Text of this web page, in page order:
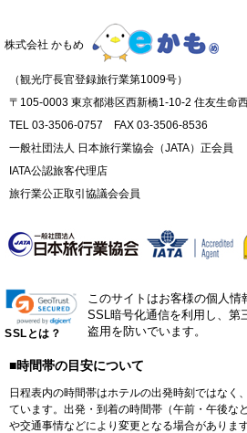
株式会社 かもめ
（観光庁長官登録旅行業第1009号）
〒105-0003 東京都港区西新橋1-10-2 住友生命
TEL 03-3506-0757 FAX 03-3506-8536
一般社団法人 日本旅行業協会（JATA）正会員
IATA公認旅客代理店
旅行業公正取引協議会会員
SSLとは？
このサイトはお客様の個人
SSL暗号化通信を利用し、第
盗用を防いでいます。
■時間帯の目安について
日程表内の時間帯はホテルの出発時刻ではなく
ています。出発・到着の時間帯（午前・午後な
や交通事情などにより変更となる場合がありま